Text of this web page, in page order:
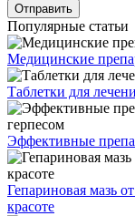
Популярные статьи
Медицинские
Таблетки для
Эффективные
Гепариновая мазь
красоте